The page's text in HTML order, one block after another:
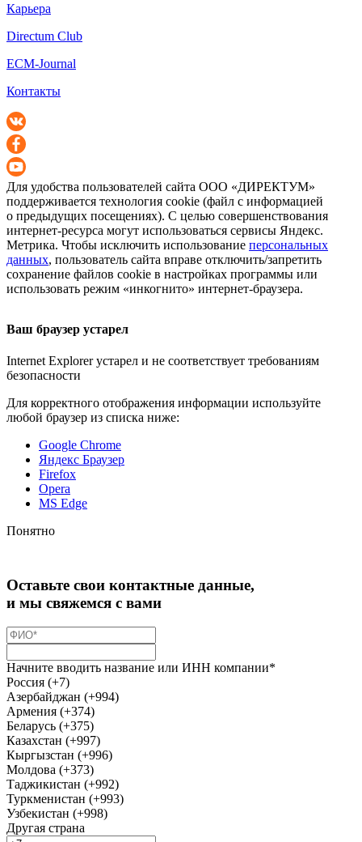
Карьера
Directum Club
ECM-Journal
Контакты
Для удобства пользователей сайта ООО «ДИРЕКТУМ»
поддерживается технология cookie (файл с информацией
о предыдущих посещениях). С целью совершенствования
интернет-ресурса могут использоваться сервисы Яндекс.
Метрика. Чтобы исключить использование персональных
данных, пользователь сайта вправе отключить/запретить
сохранение файлов cookie в настройках программы или
использовать режим «инкогнито» интернет-браузера.
Ваш браузер устарел
Internet Explorer устарел и не соответствует требованиям
безопасности
Для корректного отображения информации используйте
любой браузер из списка ниже:
Google Chrome
Яндекс Браузер
Firefox
Opera
MS Edge
Понятно
Оставьте свои контактные данные,
и мы свяжемся с вами
Начните вводить название или ИНН компании*
Россия (+7)
Азербайджан (+994)
Армения (+374)
Беларусь (+375)
Казахстан (+997)
Кыргызстан (+996)
Молдова (+373)
Таджикистан (+992)
Туркменистан (+993)
Узбекистан (+998)
Другая страна